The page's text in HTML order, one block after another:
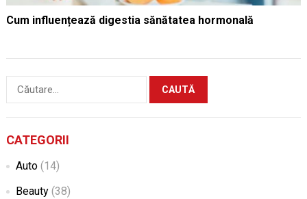
Cum influențează digestia sănătatea hormonală
Caută
CATEGORII
Auto(14)
Beauty(38)